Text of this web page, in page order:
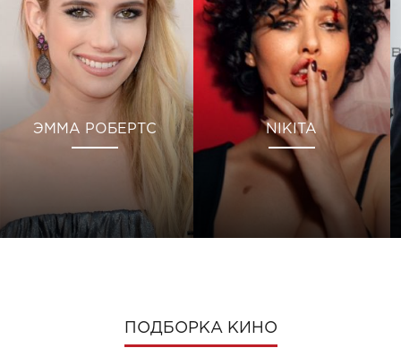
ЭММА РОБЕРТС NIKITA
ПОДБОРКА КИНО